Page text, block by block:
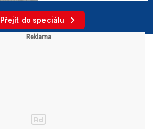
Přejít do speciálu